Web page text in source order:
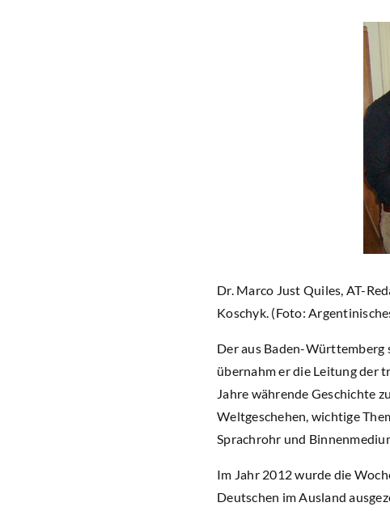
Dr. Marco Just Quiles, AT-
Koschyk. (Foto:
Der aus Baden-Württemberg
übernahm er die Leitung der
Jahre währende Geschichte
Weltgeschehen, wichtige
Sprachrohr und
Im Jahr 2012 wurde die
Deutschen im Ausland